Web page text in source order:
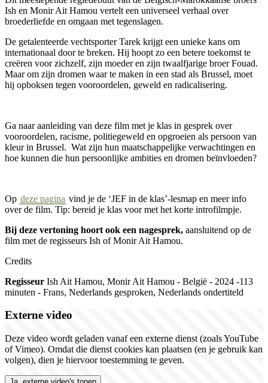
Ish en Monir Ait Hamou vertelt een universeel verhaal over
broederliefde en omgaan met tegenslagen.
De getalenteerde vechtsporter Tarek krijgt een unieke kans om
internationaal door te breken. Hij hoopt zo een betere toekomst te
creëren voor zichzelf, zijn moeder en zijn twaalfjarige broer Fouad.
Maar om zijn dromen waar te maken in een stad als Brussel, moet
hij opboksen tegen vooroordelen, geweld en radicalisering.
Ga naar aanleiding van deze film met je klas in gesprek over
vooroordelen, racisme, politiegeweld en opgroeien als persoon van
kleur in Brussel. Wat zijn hun maatschappelijke verwachtingen en
hoe kunnen die hun persoonlijke ambities en dromen beïnvloeden?
Op deze pagina vind je de ‘JEF in de klas’-lesmap en meer info
over de film. Tip: bereid je klas voor met het korte introfilmpje.
Bij deze vertoning hoort ook een nagesprek, aansluitend op de
film met de regisseurs Ish of Monir Ait Hamou.
Credits
Regisseur Ish Ait Hamou, Monir Ait Hamou - België - 2024 -113
minuten - Frans, Nederlands gesproken, Nederlands ondertiteld
Externe video
Deze video wordt geladen vanaf een externe dienst (zoals YouTube
of Vimeo). Omdat die dienst cookies kan plaatsen (en je gebruik kan
volgen), dien je hiervoor toestemming te geven.